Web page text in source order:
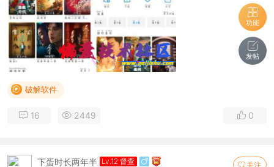
破解软件
16 2449 0
关注
下蛋时长两年半 Lv.12 督查
功能
发帖